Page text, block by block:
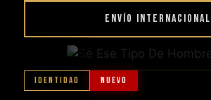
ENVÍO INTERNACIONAL
IDENTIDAD NUEVO